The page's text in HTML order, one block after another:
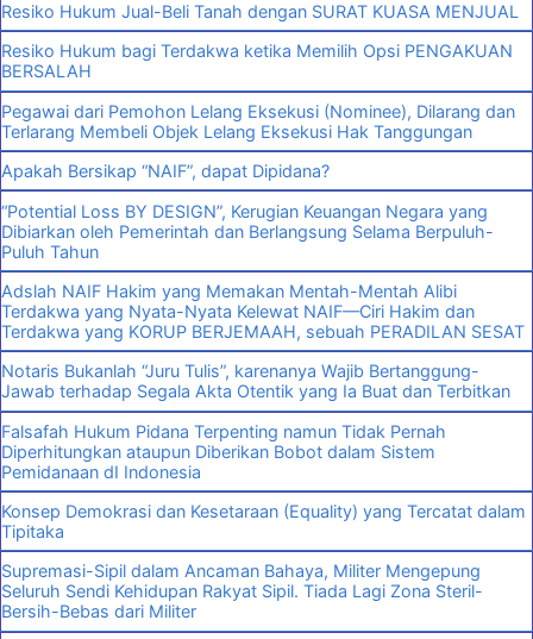
Resiko Hukum Jual-Beli Tanah dengan SURAT KUASA MENJUAL
Resiko Hukum bagi Terdakwa ketika Memilih Opsi PENGAKUAN
BERSALAH
Pegawai dari Pemohon Lelang Eksekusi (Nominee), Dilarang dan
Terlarang Membeli Objek Lelang Eksekusi Hak Tanggungan
Apakah Bersikap “NAIF”, dapat Dipidana?
“Potential Loss BY DESIGN”, Kerugian Keuangan Negara yang
Dibiarkan oleh Pemerintah dan Berlangsung Selama Berpuluh-
Puluh Tahun
Adslah NAIF Hakim yang Memakan Mentah-Mentah Alibi
Terdakwa yang Nyata-Nyata Kelewat NAIF—Ciri Hakim dan
Terdakwa yang KORUP BERJEMAAH, sebuah PERADILAN SESAT
Notaris Bukanlah “Juru Tulis”, karenanya Wajib Bertanggung-
Jawab terhadap Segala Akta Otentik yang Ia Buat dan Terbitkan
Falsafah Hukum Pidana Terpenting namun Tidak Pernah
Diperhitungkan ataupun Diberikan Bobot dalam Sistem
Pemidanaan dI Indonesia
Konsep Demokrasi dan Kesetaraan (Equality) yang Tercatat dalam
Tipitaka
Supremasi-Sipil dalam Ancaman Bahaya, Militer Mengepung
Seluruh Sendi Kehidupan Rakyat Sipil. Tiada Lagi Zona Steril-
Bersih-Bebas dari Militer